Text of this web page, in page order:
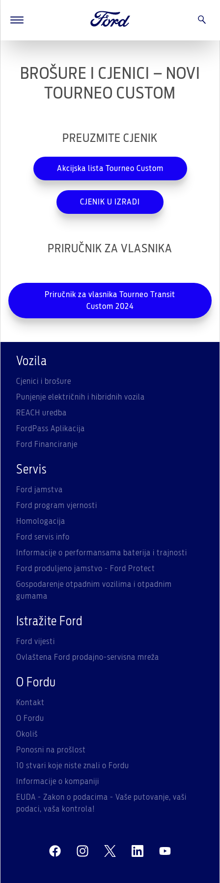
BROŠURE I CJENICI – NOVI
TOURNEO CUSTOM
PREUZMITE CJENIK
Akcijska lista Tourneo Custom
CJENIK U IZRADI
PRIRUČNIK ZA VLASNIKA
Priručnik za vlasnika Tourneo Transit
Custom 2024
Vozila
Cjenici i brošure
Punjenje električnih i hibridnih vozila
REACH uredba
FordPass Aplikacija
Ford Financiranje
Servis
Ford jamstva
Ford program vjernosti
Homologacija
Ford servis info
Informacije o performansama baterija i trajnosti
Ford produljeno jamstvo - Ford Protect
Gospodarenje otpadnim vozilima i otpadnim
gumama
Istražite Ford
Ford vijesti
Ovlaštena Ford prodajno-servisna mreža
O Fordu
Kontakt
O Fordu
Okoliš
Ponosni na prošlost
10 stvari koje niste znali o Fordu
Informacije o kompaniji
EUDA - Zakon o podacima - Vaše putovanje, vaši
podaci, vaša kontrola!